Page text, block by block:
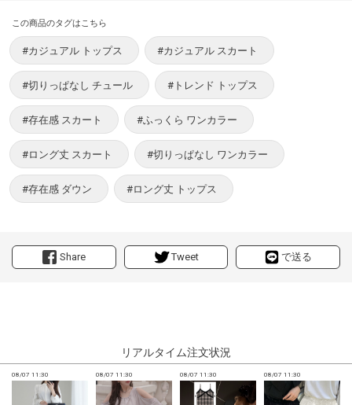
Share Tweet で送る
この商品のタグはこちら
#カジュアル トップス #カジュアル スカート
#切りっぱなし チュール #トレンド トップス
#存在感 スカート #ふっくら ワンカラー
#ロング丈 スカート #切りっぱなし ワンカラー
#存在感 ダウン #ロング丈 トップス
リアルタイム注文状況
08/07 11:30 08/07 11:30 08/07 11:30 08/07 11:30